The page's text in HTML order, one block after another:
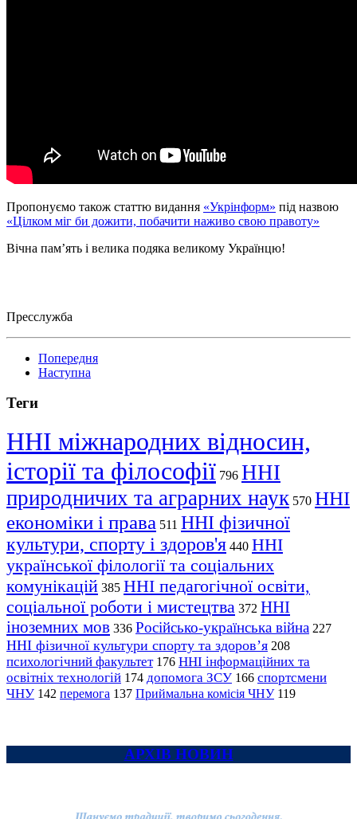
Пропонуємо також статтю видання «Укрінформ» під назвою
«Цілком міг би дожити, побачити наживо свою правоту»
Вічна пам’ять і велика подяка великому Українцю!
Пресслужба
Попередня
Наступна
Теги
ННІ міжнародних відносин,
історії та філософії 796 ННІ
природничих та аграрних наук 570 ННІ
економіки і права 511 ННІ фізичної
культури, спорту і здоров'я 440 ННІ
української філології та соціальних
комунікацій 385 ННІ педагогічної освіти,
соціальної роботи і мистецтва 372 ННІ
іноземних мов 336 Російсько-українська війна 227
ННІ фізичної культури спорту та здоров’я 208
психологічний факультет 176 ННІ інформаційних та
освітніх технологій 174 допомога ЗСУ 166 спортсмени
ЧНУ 142 перемога 137 Приймальна комісія ЧНУ 119
АРХІВ НОВИН